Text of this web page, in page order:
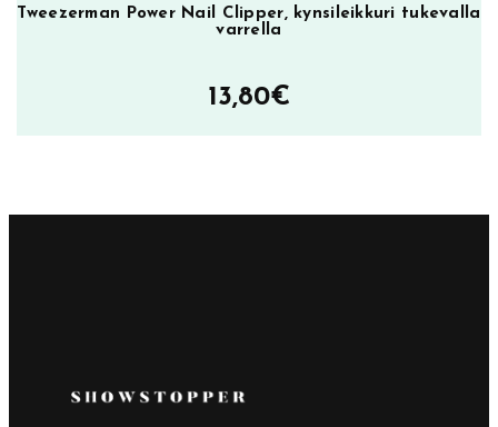
Tweezerman Power Nail Clipper, kynsileikkuri tukevalla
varrella
13,80€